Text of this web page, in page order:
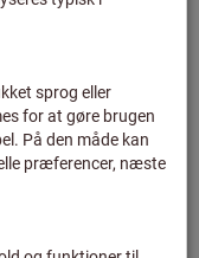
efter